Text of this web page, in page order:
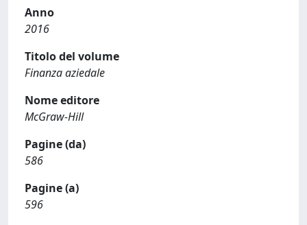
Anno
2016
Titolo del volume
Finanza aziedale
Nome editore
McGraw-Hill
Pagine (da)
586
Pagine (a)
596